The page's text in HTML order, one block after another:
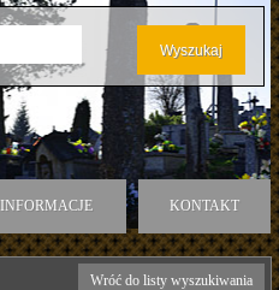
INFORMACJE KONTAKT
Wróć do listy wyszukiwania